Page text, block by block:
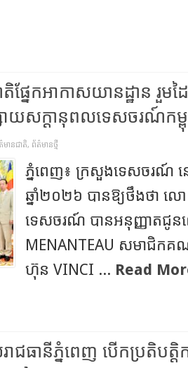
ផ្នែកអាកាសយានដ្ឋាន រួមដ
សាយសក្តានុពលទេសចរណ៍ក
មានជាតិ, ព័ត៌មានថ្មី
ភ្នំពេញ៖​ ក្រសួង​ទេសចរណ៍​ ន
ឆ្នាំ២០២៦ បានឱ្យថឹងថា​ ល
ទេសចរណ៍ បានអនុញ្ញាតជូ
MENANTEAU សមាជិកគណ
ហ៊ុន VINCI ... Read
ាជធានីភ្នំពេញ បើកប្រតិបត្តិ